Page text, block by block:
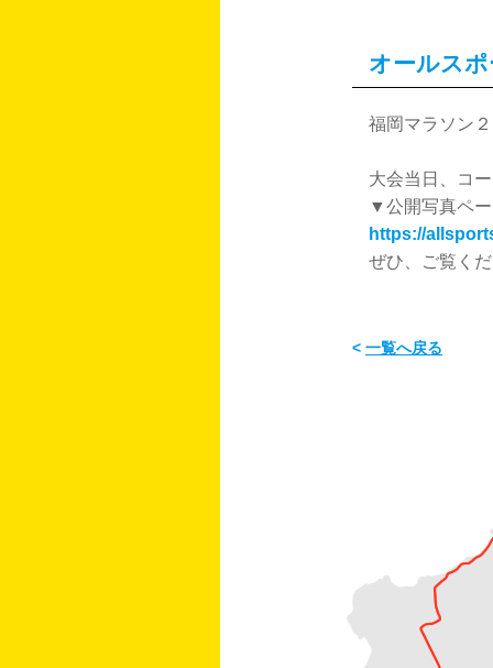
オールス
福岡マラソン
大会当日、コ
▼公開写真ペ
https://
ぜひ、ご覧く
< 一覧へ戻る